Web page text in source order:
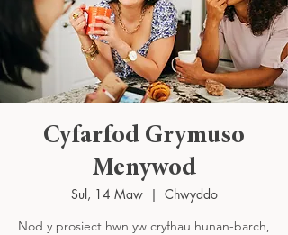
Cyfarfod Grymuso
Menywod
Sul, 14 Maw
  |
Chwyddo
Nod y prosiect hwn yw cryfhau hunan-barch,